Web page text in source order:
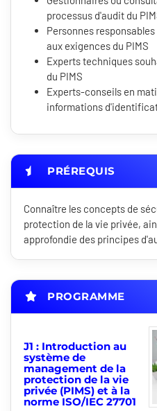
processus d'audit du
Personnes
aux exigences du PIMS
Experts techniques
du PIMS
Experts-conseils en
informations
PRÉREQUIS
Connaître les concepts de
protection de la vie privée,
approfondie des principes
PROGRAMME
J1 : Introduction au
système de
management de la
protection de la vie
privée (PIMS) et à la
norme ISO/IEC 27701